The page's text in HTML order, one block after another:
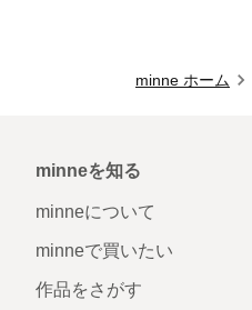
minne ホーム
minneを知る
minneについて
minneで買いたい
作品をさがす